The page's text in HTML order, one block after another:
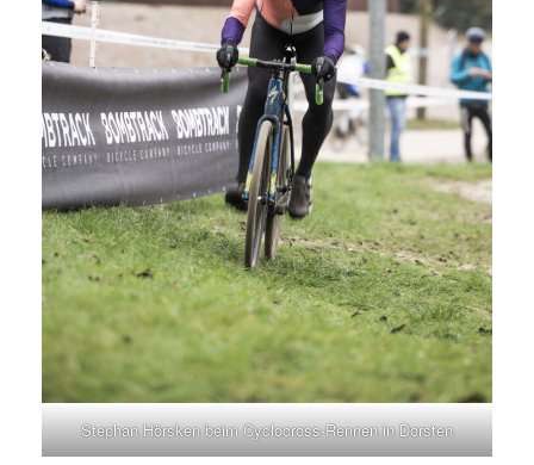
Stephan Hörsken beim Cyclocross-Rennen in Dorsten